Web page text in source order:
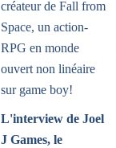
L'interview de Joel
J Games, le